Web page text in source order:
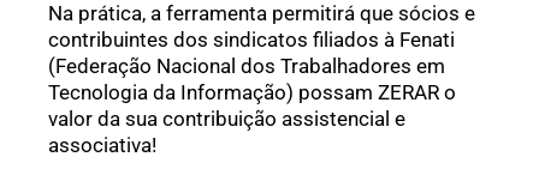
Na prática, a ferramenta permitirá que sócios e
contribuintes dos sindicatos filiados à Fenati
(Federação Nacional dos Trabalhadores em
Tecnologia da Informação) possam ZERAR o
valor da sua contribuição assistencial e
associativa!